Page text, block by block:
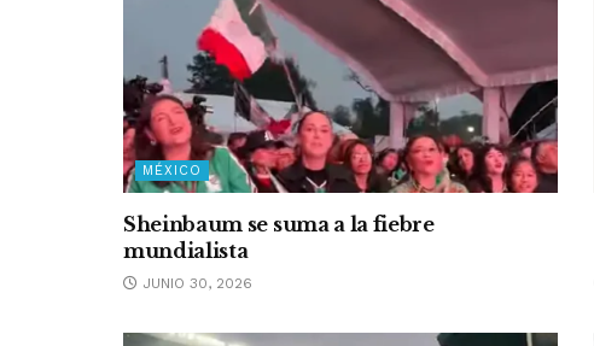
MÉXICO
Sheinbaum se suma a la fiebre
mundialista
JUNIO 30, 2026